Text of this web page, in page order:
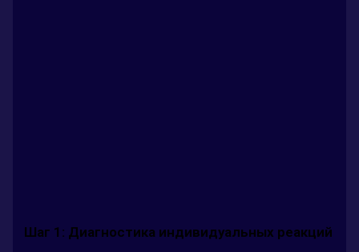
Шаг 1: Диагностика индивидуальных реакций